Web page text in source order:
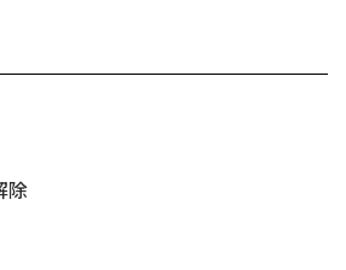
除